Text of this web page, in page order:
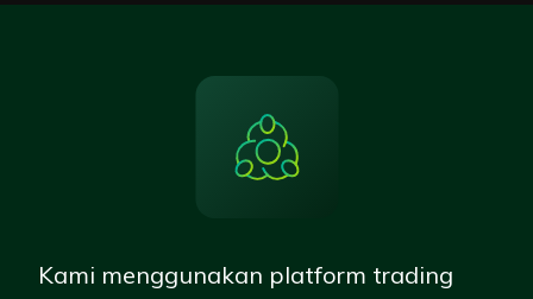
Kami menggunakan platform trading